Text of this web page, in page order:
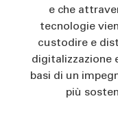
e che
tecnologie
custodire e
digitalizzazione
basi di un
più